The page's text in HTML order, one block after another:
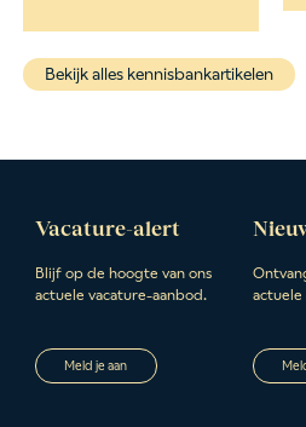
Bekijk alles kennisbankartikelen
Vacature-alert
Blijf op de hoogte van ons
actuele vacature-aanbod.
Meld je aan